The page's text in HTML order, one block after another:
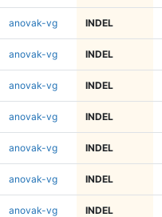
anovak-vg INDEL
anovak-vg INDEL
anovak-vg INDEL
anovak-vg INDEL
anovak-vg INDEL
anovak-vg INDEL
anovak-vg INDEL